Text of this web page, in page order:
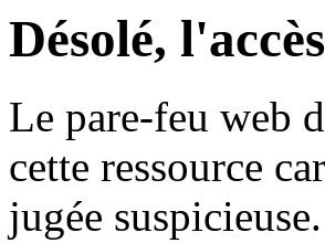
Désolé,
Le pare-feu web
cette ressource
jugée suspicieuse.